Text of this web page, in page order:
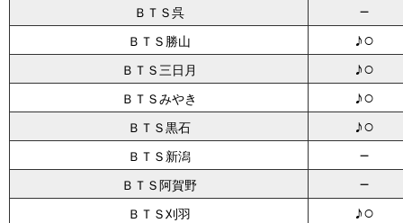
ＢＴＳ呉 －
ＢＴＳ勝山 ♪○
ＢＴＳ三日月 ♪○
ＢＴＳみやき ♪○
ＢＴＳ黒石 ♪○
ＢＴＳ新潟 －
ＢＴＳ阿賀野 －
ＢＴＳ刈羽 ♪○